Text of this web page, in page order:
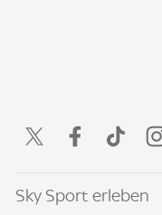
Sky Sport erleben